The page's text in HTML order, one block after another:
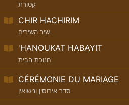
קטורת
CHIR HACHIRIM
שיר השירים
'HANOUKAT HABAYIT
חנוכת הבית
CÉRÉMONIE DU MARIAGE
סדר אירוסין ונישואין